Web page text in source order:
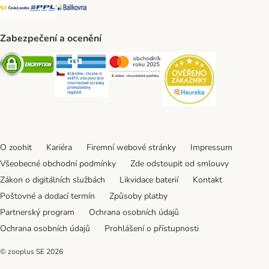
Česká pošta Shipping Method
PPL Shipping Method
Balíkovna Shipping Method
Zabezpečení a ocenění
Security Security Security
O zoohit Kariéra Firemní webové stránky
Impressum
Všeobecné obchodní podmínky
Zde odstoupit od smlouvy
Zákon o digitálních službách
Likvidace baterií
Kontakt
Poštovné a dodací termín
Způsoby platby
Partnerský program
Ochrana osobních údajů
Ochrana osobních údajů
Prohlášení o přístupnosti
© zooplus SE 2026